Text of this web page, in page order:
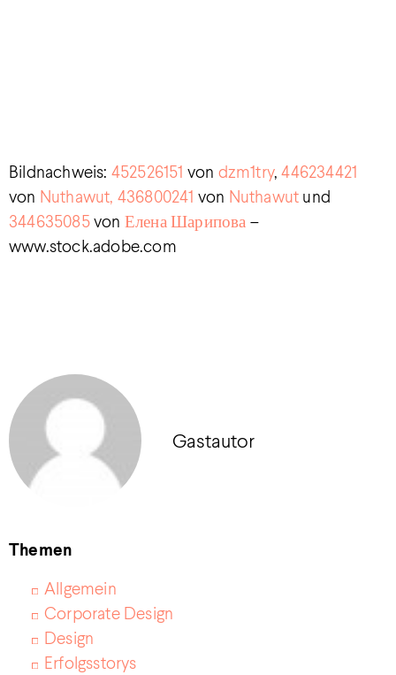
Bildnachweis: 452526151 von dzm1try,446234421
von Nuthawut, 436800241 von Nuthawut und
344635085von Елена Шарипова –
www.stock.adobe.com
Gastautor
Themen
Allgemein
Corporate Design
Design
Erfolgsstorys